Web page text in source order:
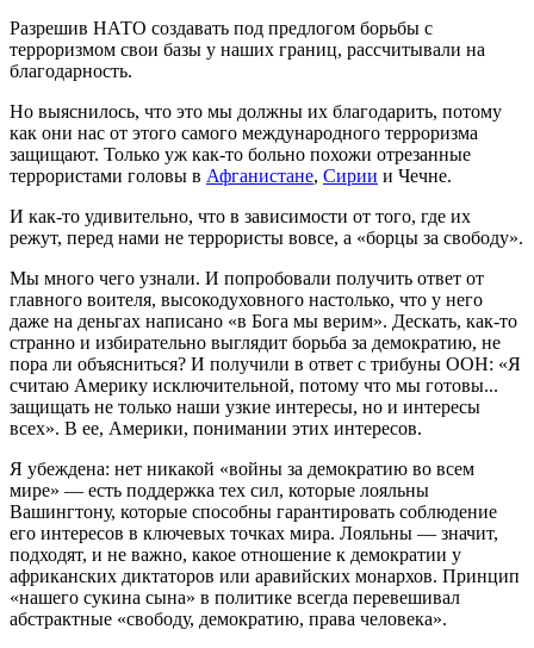
Разрешив НАТО создавать под предлогом борьбы с
терроризмом свои базы у наших границ, рассчитывали на
благодарность.
Но выяснилось, что это мы должны их благодарить, потому
как они нас от этого самого международного терроризма
защищают. Только уж как-то больно похожи отрезанные
террористами головы в Афганистане, Сирии и Чечне.
И как-то удивительно, что в зависимости от того, где их
режут, перед нами не террористы вовсе, а «борцы за свободу».
Мы много чего узнали. И попробовали получить ответ от
главного воителя, высокодуховного настолько, что у него
даже на деньгах написано «в Бога мы верим». Дескать, как-то
странно и избирательно выглядит борьба за демократию, не
пора ли объясниться? И получили в ответ с трибуны ООН: «Я
считаю Америку исключительной, потому что мы готовы...
защищать не только наши узкие интересы, но и интересы
всех». В ее, Америки, понимании этих интересов.
Я убеждена: нет никакой «войны за демократию во всем
мире» — есть поддержка тех сил, которые лояльны
Вашингтону, которые способны гарантировать соблюдение
его интересов в ключевых точках мира. Лояльны — значит,
подходят, и не важно, какое отношение к демократии у
африканских диктаторов или аравийских монархов. Принцип
«нашего сукина сына» в политике всегда перевешивал
абстрактные «свободу, демократию, права человека».